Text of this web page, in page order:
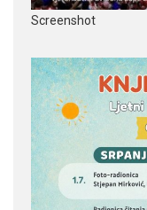
Screenshot